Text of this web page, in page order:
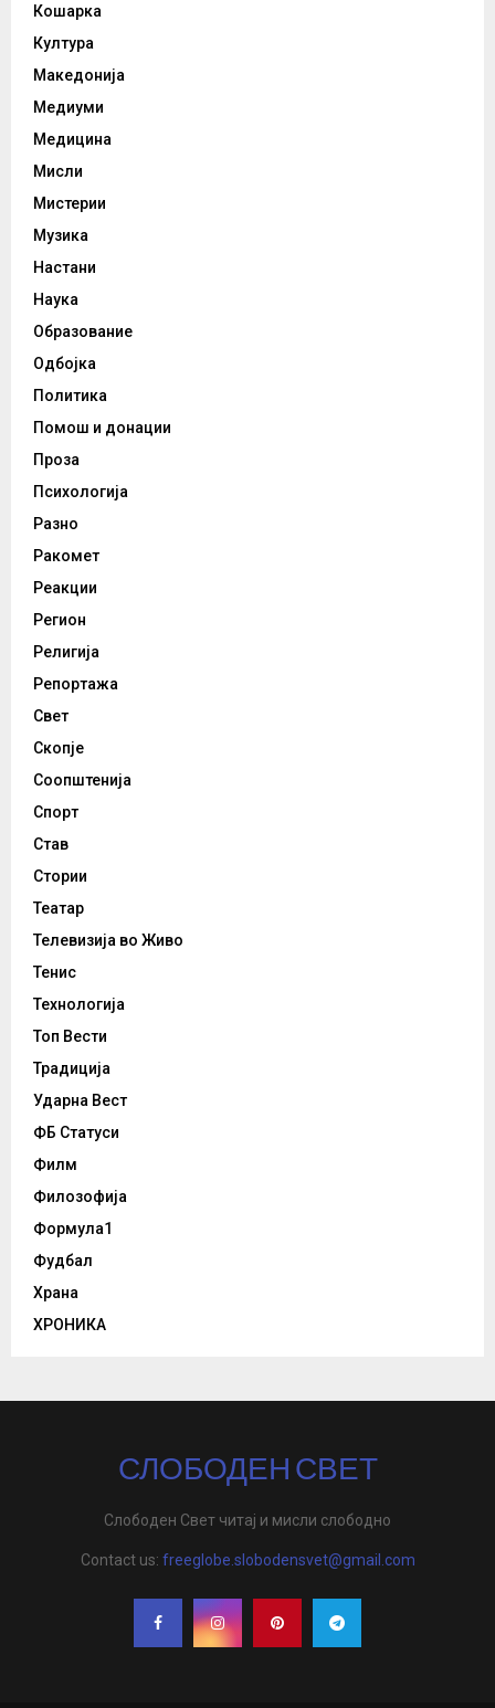
Кошарка
Култура
Македонија
Медиуми
Медицина
Мисли
Мистерии
Музика
Настани
Наука
Образование
Одбојка
Политика
Помош и донации
Проза
Психологија
Разно
Ракомет
Реакции
Регион
Религија
Репортажа
Свет
Скопје
Соопштенија
Спорт
Став
Стории
Театар
Телевизија во Живо
Тенис
Технологија
Топ Вести
Традиција
Ударна Вест
ФБ Статуси
Филм
Филозофија
Формула1
Фудбал
Храна
ХРОНИКА
СЛОБОДЕН СВЕТ
Слободен Свет читај и мисли слободно
Contact us: freeglobe.slobodensvet@gmail.com